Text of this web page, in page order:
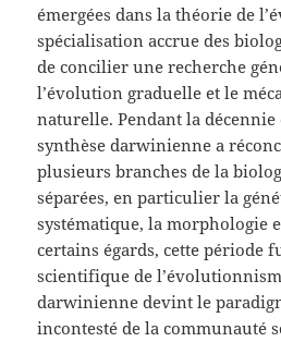
émergées dans la théorie de
spécialisation accrue des
de concilier une recherche
l’évolution graduelle et le
naturelle. Pendant la décennie
synthèse darwinienne a
plusieurs branches de la
séparées, en particulier la
systématique, la morphologie
certains égards, cette période
scientifique de
darwinienne devint le
incontesté de la communauté